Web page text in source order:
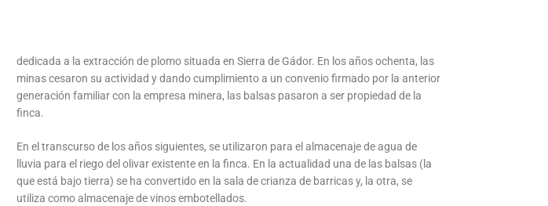
dedicada a la extracción de plomo situada en Sierra de Gádor. En los años ochenta, las
minas cesaron su actividad y dando cumplimiento a un convenio firmado por la anterior
generación familiar con la empresa minera, las balsas pasaron a ser propiedad de la
finca.
En el transcurso de los años siguientes, se utilizaron para el almacenaje de agua de
lluvia para el riego del olivar existente en la finca. En la actualidad una de las balsas (la
que está bajo tierra) se ha convertido en la sala de crianza de barricas y, la otra, se
utiliza como almacenaje de vinos embotellados.